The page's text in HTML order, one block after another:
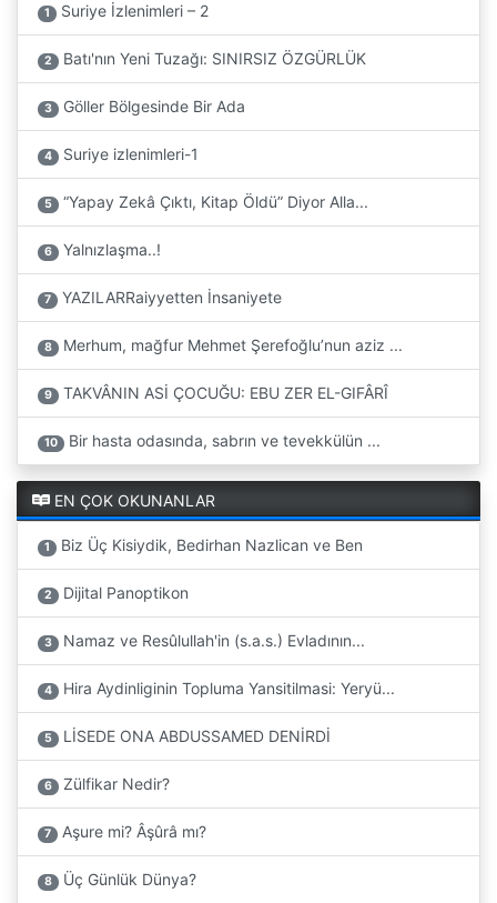
1 Suriye İzlenimleri – 2
2 Batı'nın Yeni Tuzağı: SINIRSIZ ÖZGÜRLÜK
3 Göller Bölgesinde Bir Ada
4 Suriye izlenimleri-1
5 “Yapay Zekâ Çıktı, Kitap Öldü” Diyor Alla...
6 Yalnızlaşma..!
7 YAZILARRaiyyetten İnsaniyete
8 Merhum, mağfur Mehmet Şerefoğlu’nun aziz ...
9 TAKVÂNIN ASİ ÇOCUĞU: EBU ZER EL-GIFÂRÎ
10 Bir hasta odasında, sabrın ve tevekkülün ...
EN ÇOK OKUNANLAR
1 Biz Üç Kisiydik, Bedirhan Nazlican ve Ben
2 Dijital Panoptikon
3 Namaz ve Resûlullah'in (s.a.s.) Evladının...
4 Hira Aydinliginin Topluma Yansitilmasi: Yeryü...
5 LİSEDE ONA ABDUSSAMED DENİRDİ
6 Zülfikar Nedir?
7 Aşure mi? Âşûrâ mı?
8 Üç Günlük Dünya?